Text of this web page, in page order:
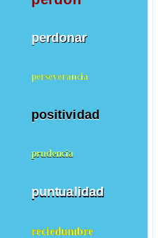
perdonar
perseverancia
positividad
prudencia
puntualidad
reciedumbre